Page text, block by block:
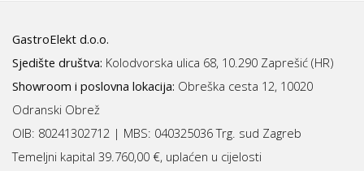
GastroElekt d.o.o.
Sjedište društva: Kolodvorska ulica 68, 10.290 Zaprešić (HR)
Showroom i poslovna lokacija: Obreška cesta 12, 10020
Odranski Obrež
OIB: 80241302712 | MBS: 040325036 Trg. sud Zagreb
Temeljni kapital 39.760,00 €, uplaćen u cijelosti